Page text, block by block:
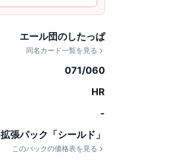
エール団のしたっぱ
同名カード一覧を見る
071/060
HR
-
拡張パック「シールド」
このパックの価格表を見る